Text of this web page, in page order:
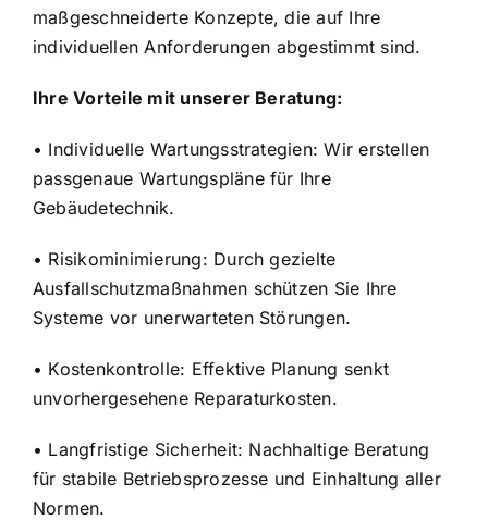
maßgeschneiderte Konzepte, die auf Ihre
individuellen Anforderungen abgestimmt sind.
Ihre Vorteile mit unserer Beratung:
• Individuelle Wartungsstrategien: Wir erstellen
passgenaue Wartungspläne für Ihre
Gebäudetechnik.
• Risikominimierung: Durch gezielte
Ausfallschutzmaßnahmen schützen Sie Ihre
Systeme vor unerwarteten Störungen.
• Kostenkontrolle: Effektive Planung senkt
unvorhergesehene Reparaturkosten.
• Langfristige Sicherheit: Nachhaltige Beratung
für stabile Betriebsprozesse und Einhaltung aller
Normen.